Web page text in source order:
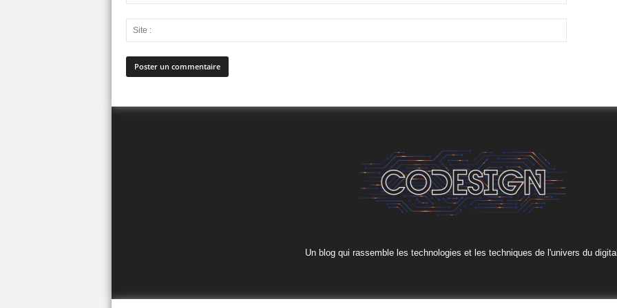
Un blog qui rassemble les technologies et les techniques de l'univers du